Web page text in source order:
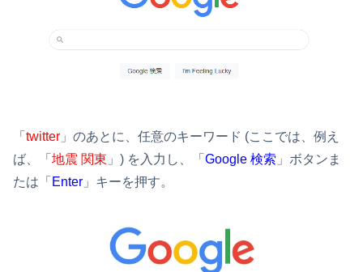
「 twitter 」のあとに、任意のキーワード (ここでは、例え
ば、「 地震 関東 」) を入力し、「 Google 検索 」ボタンま
たは「 Enter 」キーを押す。